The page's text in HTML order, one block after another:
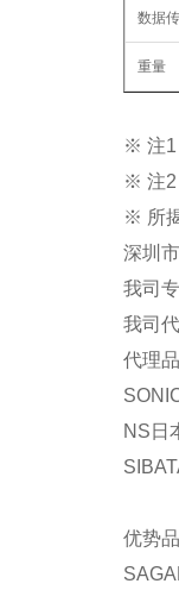
数据
重量
※ 注1
※ 注2
※ 所
深圳
我司
我司
代理
NS日
优势